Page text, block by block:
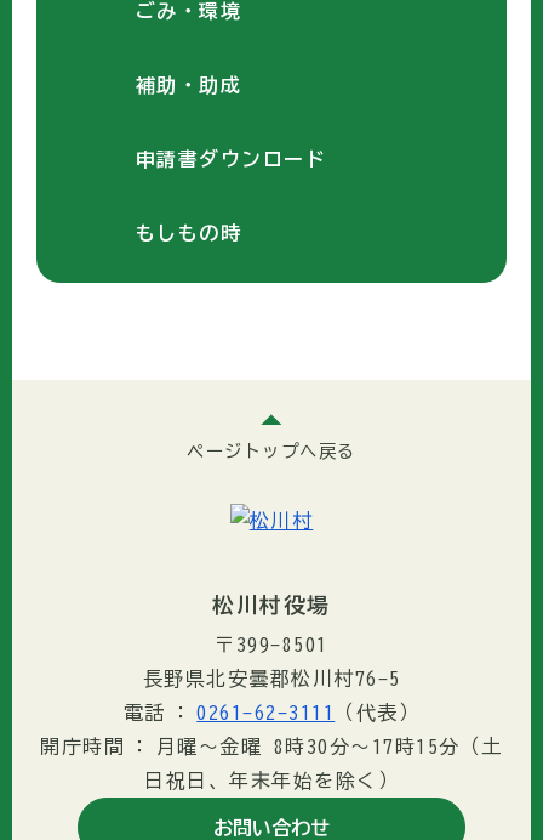
ごみ・環境
補助・助成
申請書ダウンロード
もしもの時
ページトップへ戻る
松川村役場
〒399-8501
長野県北安曇郡松川村76-5
電話
0261-62-3111
（代表）
開庁時間
月曜～金曜 8時30分〜17時15分（土
日祝日、年末年始を除く）
お問い合わせ